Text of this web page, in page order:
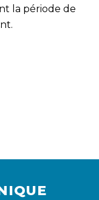
la période de